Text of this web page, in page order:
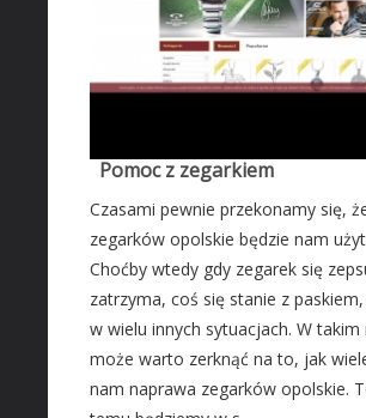
Sprzątanie, Porządkowanie
Opieka
HOTELE
Hotele i Noclegi
Podróże
Wypoczynek
ZABIEGI
Dietetyka, Odchudzanie
Kosmetyki
Pomoc z zegarkiem
Czasami pewnie przekonamy się,
zegarków opolskie będzie nam
Choćby wtedy gdy zegarek się
zatrzyma, coś się stanie z
w wielu innych sytuacjach. W takim
może warto zerknąć na to, jak
nam naprawa zegarków opolskie.